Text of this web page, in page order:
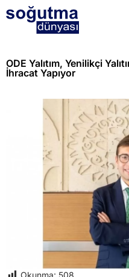
ODE Yalıtım, Yenilikçi
İhracat Yapıyor
Okunma: 508